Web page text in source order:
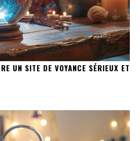
UN SITE DE VOYANCE SÉRIEUX ET